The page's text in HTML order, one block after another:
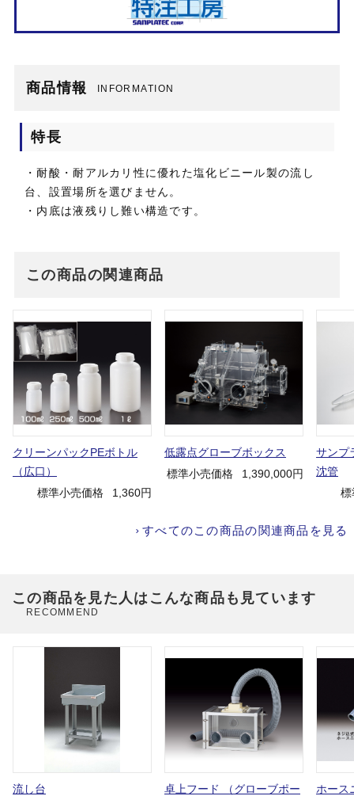
商品情報 INFORMATION
特長
・耐酸・耐アルカリ性に優れた塩化ビニール製の流し
台、設置場所を選びません。
・内底は液残りし難い構造です。
この商品の関連商品
クリーンパックPEボトル
（広口）
標準小売価格
1,360円
低露点グローブボックス
標準小売価格
1,390,000円
サンプ
沈管
標
すべてのこの商品の関連商品を見る
この商品を見た人はこんな商品も見ています
RECOMMEND
流し台
卓上フード （グローブポー
ホース